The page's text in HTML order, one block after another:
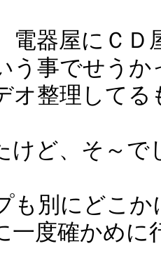
電器屋にＣ
う事でせう
オ整理して
けど、そ～
も別にどこか
一度確かめに